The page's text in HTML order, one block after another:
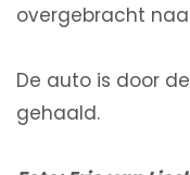
overgebracht
De auto is door
gehaald.